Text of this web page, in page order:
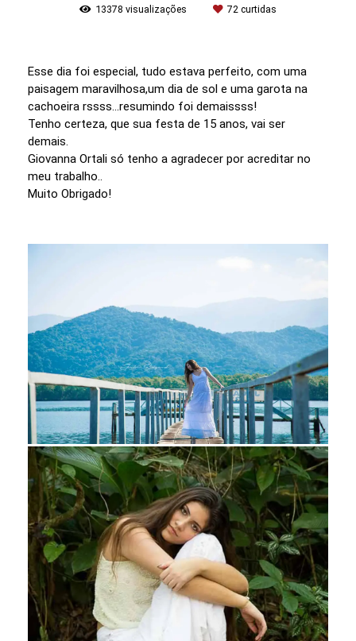
13378 visualizações 72 curtidas
Esse dia foi especial, tudo estava perfeito, com uma
paisagem maravilhosa,um dia de sol e uma garota na
cachoeira rssss...resumindo foi demaissss!
Tenho certeza, que sua festa de 15 anos, vai ser
demais.
Giovanna Ortali só tenho a agradecer por acreditar no
meu trabalho..
Muito Obrigado!